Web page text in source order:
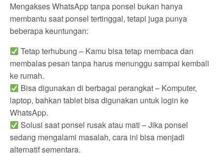
Mengakses WhatsApp tanpa ponsel bukan hanya
membantu saat ponsel tertinggal, tetapi juga punya
beberapa keuntungan:
Tetap terhubung – Kamu bisa tetap membaca dan
membalas pesan tanpa harus menunggu sampai kembali
ke rumah.
Bisa digunakan di berbagai perangkat – Komputer,
laptop, bahkan tablet bisa digunakan untuk login ke
WhatsApp.
Solusi saat ponsel rusak atau mati – Jika ponsel
sedang mengalami masalah, cara ini bisa menjadi
alternatif sementara.